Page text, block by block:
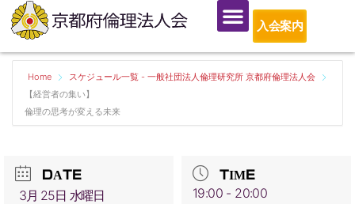
入会案内
Home
スケジュール一覧 - 一般社団法人倫理研究所 京都府倫理法人会
【経営者の集い】
倫理の思考が変える未来
DATE
3月 25日 水曜日
TIME
19:00 - 20:00